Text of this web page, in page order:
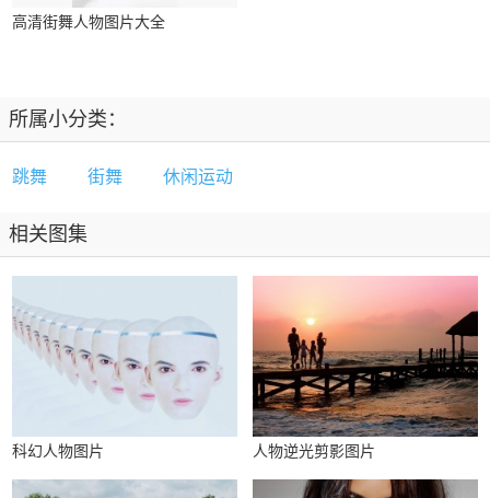
高清街舞人物图片大全
所属小分类：
跳舞 街舞 休闲运动
相关图集
科幻人物图片 人物逆光剪影图片